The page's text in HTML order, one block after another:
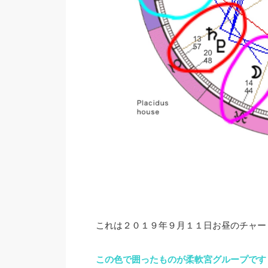
これは２０１９年９月１１日お昼のチャ
この色で囲ったものが柔軟宮グループです